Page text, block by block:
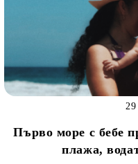
Първо море с бебе
плажа,